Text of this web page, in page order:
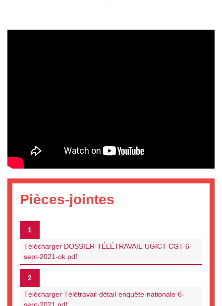
Pièces-jointes
1
Télécharger DOSSIER-TÉLÉTRAVAIL-UGICT-CGT-6-
sept-2021-ok.pdf
2
Télécharger Télétravail-détail-enquête-nationale-6-
sept-2021.pdf